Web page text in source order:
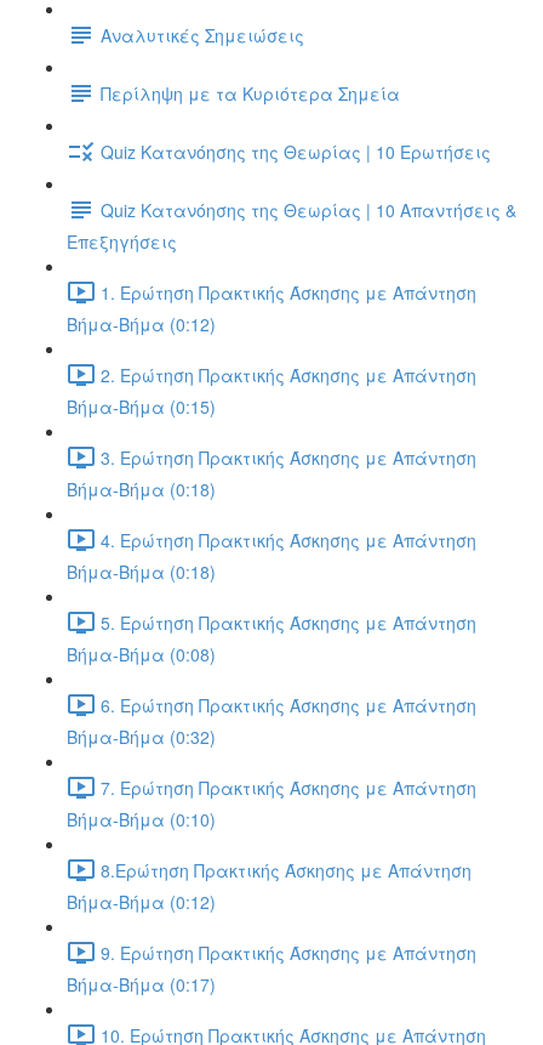
Αναλυτικές Σημειώσεις
Περίληψη με τα Κυριότερα Σημεία
Quiz Κατανόησης της Θεωρίας | 10 Ερωτήσεις
Quiz Κατανόησης της Θεωρίας | 10 Απαντήσεις &
Επεξηγήσεις
1. Ερώτηση Πρακτικής Άσκησης με Απάντηση
Βήμα-Βήμα (0:12)
2. Ερώτηση Πρακτικής Άσκησης με Απάντηση
Βήμα-Βήμα (0:15)
3. Ερώτηση Πρακτικής Άσκησης με Απάντηση
Βήμα-Βήμα (0:18)
4. Ερώτηση Πρακτικής Άσκησης με Απάντηση
Βήμα-Βήμα (0:18)
5. Ερώτηση Πρακτικής Άσκησης με Απάντηση
Βήμα-Βήμα (0:08)
6. Ερώτηση Πρακτικής Άσκησης με Απάντηση
Βήμα-Βήμα (0:32)
7. Ερώτηση Πρακτικής Άσκησης με Απάντηση
Βήμα-Βήμα (0:10)
8.Ερώτηση Πρακτικής Άσκησης με Απάντηση
Βήμα-Βήμα (0:12)
9. Ερώτηση Πρακτικής Άσκησης με Απάντηση
Βήμα-Βήμα (0:17)
10. Ερώτηση Πρακτικής Άσκησης με Απάντηση